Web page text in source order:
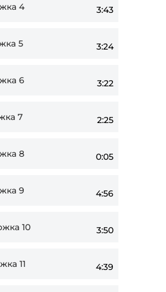
4 3:43
5 3:24
6 3:22
7 2:25
8 0:05
9 4:56
10 3:50
11 4:39